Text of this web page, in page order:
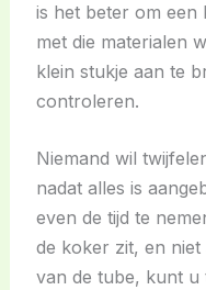
is het beter om een
met die materialen
klein stukje aan te
controleren.
Niemand wil
nadat alles is
even de tijd te
de koker zit, en
van de tube, kunt